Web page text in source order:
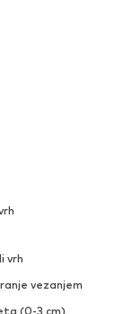
vrh
vezanjem
(0-3 cm)